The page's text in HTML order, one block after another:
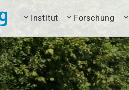
Institut Forschung